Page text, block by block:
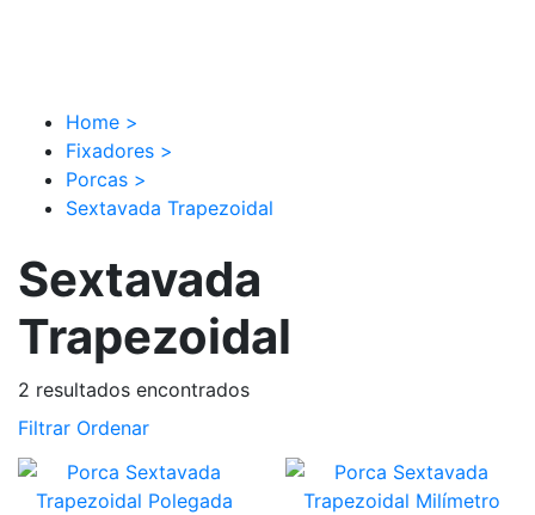
Home >
Fixadores >
Porcas >
Sextavada Trapezoidal
Sextavada
Trapezoidal
2 resultados encontrados
Filtrar Ordenar